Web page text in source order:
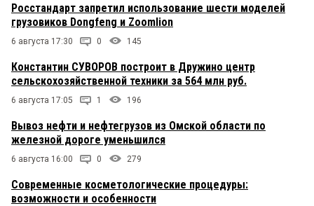
Росстандарт запретил использование шести моделей
грузовиков Dongfeng и Zoomlion
6 августа 17:30 0 145
Константин СУВОРОВ построит в Дружино центр
сельскохозяйственной техники за 564 млн руб.
6 августа 17:05 1 196
Вывоз нефти и нефтегрузов из Омской области по
железной дороге уменьшился
6 августа 16:00 0 279
Современные косметологические процедуры:
возможности и особенности